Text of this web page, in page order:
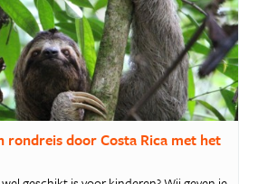
rondreis door Costa Rica met het